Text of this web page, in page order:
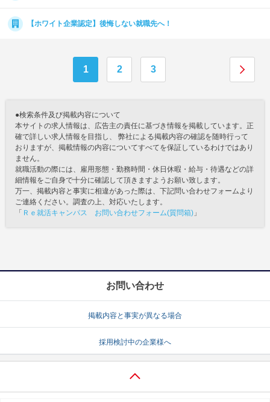
【ホワイト企業認定】後悔しない就職先へ！
1 2 3
●検索条件及び掲載内容について
本サイトの求人情報は、広告主の責任に基づき情報を掲載しています。正
確で詳しい求人情報を目指し、 弊社による掲載内容の確認を随時行って
おりますが、掲載情報の内容についてすべてを保証しているわけではあり
ません。
就職活動の際には、雇用形態・勤務時間・休日休暇・給与・待遇などの詳
細情報をご自身で十分に確認して頂きますようお願い致します。
万一、掲載内容と事実に相違があった際は、下記問い合わせフォームより
ご連絡ください。調査の上、対応いたします。
「 Ｒｅ就活キャンパス お問い合わせフォーム(質問箱) 」
お問い合わせ
掲載内容と事実が異なる場合
採用検討中の企業様へ